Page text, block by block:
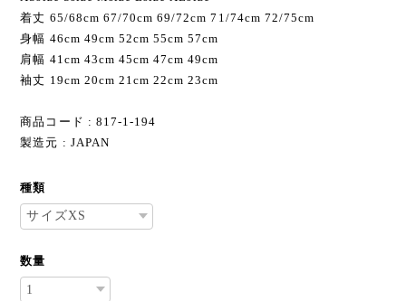
着丈 65/68cm 67/70cm 69/72cm 71/74cm 72/75cm
身幅 46cm 49cm 52cm 55cm 57cm
肩幅 41cm 43cm 45cm 47cm 49cm
袖丈 19cm 20cm 21cm 22cm 23cm
商品コード : 817-1-194
製造元 : JAPAN
種類
数量